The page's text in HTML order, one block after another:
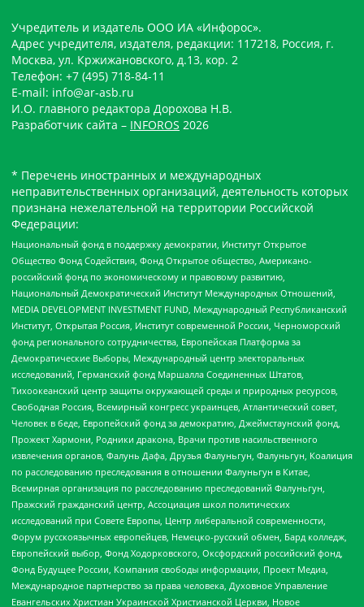
Учредитель и издатель ООО ИА «Инфорос».
Адрес учредителя, издателя, редакции: 117218, Россия, г.
Москва, ул. Кржижановского, д.13, кор. 2
Телефон: +7 (495) 718-84-11
E-mail: info@ar-asb.ru
И.О. главного редактора Дорохова Н.В.
Разработчик сайта – INFOROS 2026
* Перечень иностранных и международных
неправительственных организаций, деятельность которых
признана нежелательной на территории Российской
Федерации:
Национальный фонд в поддержку демократии, Институт Открытое
Общество Фонд Содействия, Фонд Открытое общество, Американо-
российский фонд по экономическому и правовому развитию,
Национальный Демократический Институт Международных Отношений,
MEDIA DEVELOPMENT INVESTMENT FUND, Международный Республиканский
Институт, Открытая Россия, Институт современной России, Черноморский
фонд регионального сотрудничества, Европейская Платформа за
Демократические Выборы, Международный центр электоральных
исследований, Германский фонд Маршалла Соединенных Штатов,
Тихоокеанский центр защиты окружающей среды и природных ресурсов,
Свободная Россия, Всемирный конгресс украинцев, Атлантический совет,
Человек в беде, Европейский фонд за демократию, Джеймстаунский фонд,
Прожект Хармони, Родники дракона, Врачи против насильственного
извлечения органов, Фалунь Дафа, Друзья Фалуньгун, Фалуньгун, Коалиция
по расследованию преследования в отношении Фалуньгун в Китае,
Всемирная организация по расследованию преследований Фалуньгун,
Пражский гражданский центр, Ассоциация школ политических
исследований при Совете Европы, Центр либеральной современности,
Форум русскоязычных европейцев, Немецко-русский обмен, Бард колледж,
Европейский выбор, Фонд Ходорковского, Оксфордский российский фонд,
Фонд Будущее России, Компания свободы информации, Проект Медиа,
Международное партнерство за права человека, Духовное Управление
Евангельских Христиан Украинской Христианской Церкви, Новое